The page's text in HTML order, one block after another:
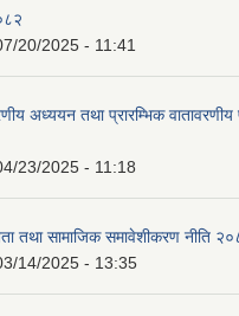
20/2025 - 11:41
अध्ययन तथा प्रारम्भिक वातावरणीय
23/2025 - 11:18
तथा सामाजिक समावेशीकरण नीति
14/2025 - 13:35